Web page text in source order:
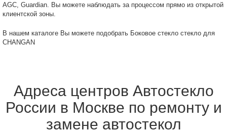
AGC, Guardian. Вы можете наблюдать за процессом прямо из открытой
клиентской зоны.
В нашем каталоге Вы можете подобрать Боковое стекло стекло для
CHANGAN
Адреса центров Автостекло
России в Москве по ремонту и
замене автостекол